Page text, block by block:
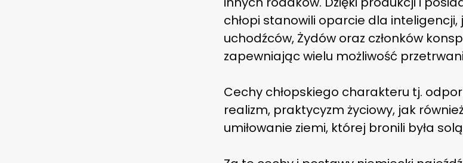
chłopi stanowili oparcie dla inteligencji,
uchodźców, Żydów oraz członków
zapewniając wielu możliwość
Cechy chłopskiego charakteru tj.
realizm, praktycyzm życiowy, jak
umiłowanie ziemi, której bronili była